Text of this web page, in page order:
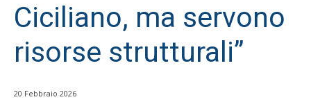
Ciciliano, ma servono
risorse strutturali”
20 Febbraio 2026